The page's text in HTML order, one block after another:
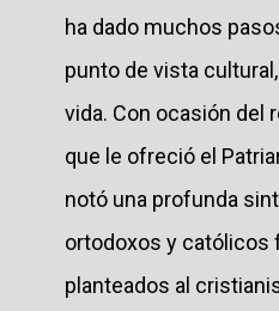
ha dado muchos
punto de vista
vida. Con ocasión del
que le ofreció el
notó una profunda
ortodoxos y católicos
planteados al